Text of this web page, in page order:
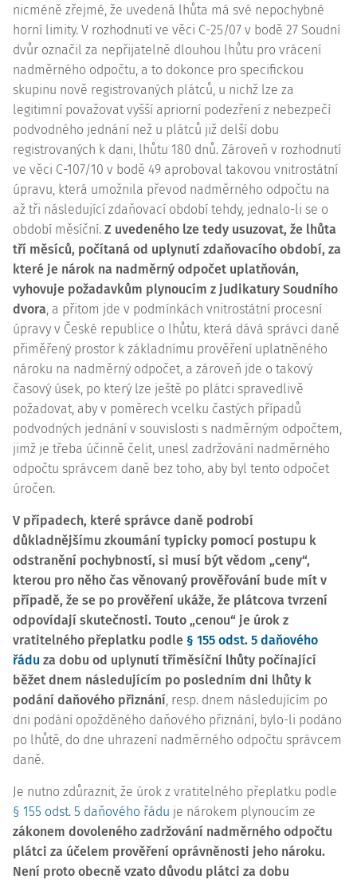
nicméně zřejmé, že uvedená lhůta má své nepochybné
horní limity. V rozhodnutí ve věci C-25/07 v bodě 27 Soudní
dvůr označil za nepřijatelně dlouhou lhůtu pro vrácení
nadměrného odpočtu, a to dokonce pro specifickou
skupinu nově registrovaných plátců, u nichž lze za
legitimní považovat vyšší apriorní podezření z nebezpečí
podvodného jednání než u plátců již delší dobu
registrovaných k dani, lhůtu 180 dnů. Zároveň v rozhodnutí
ve věci C-107/10 v bodě 49 aproboval takovou vnitrostátní
úpravu, která umožnila převod nadměrného odpočtu na
až tři následující zdaňovací období tehdy, jednalo-li se o
období měsíční. Z uvedeného lze tedy usuzovat, že lhůta
tří měsíců, počítaná od uplynutí zdaňovacího období, za
které je nárok na nadměrný odpočet uplatňován,
vyhovuje požadavkům plynoucím z judikatury Soudního
dvora, a přitom jde v podmínkách vnitrostátní procesní
úpravy v České republice o lhůtu, která dává správci daně
přiměřený prostor k základnímu prověření uplatněného
nároku na nadměrný odpočet, a zároveň jde o takový
časový úsek, po který lze ještě po plátci spravedlivě
požadovat, aby v poměrech vcelku častých případů
podvodných jednání v souvislosti s nadměrným odpočtem,
jimž je třeba účinně čelit, unesl zadržování nadměrného
odpočtu správcem daně bez toho, aby byl tento odpočet
úročen.
V případech, které správce daně podrobí
důkladnějšímu zkoumání typicky pomocí postupu k
odstranění pochybností, si musí být vědom „ceny“,
kterou pro něho čas věnovaný prověřování bude mít v
případě, že se po prověření ukáže, že plátcova tvrzení
odpovídají skutečnosti. Touto „cenou“ je úrok z
vratitelného přeplatku podle § 155 odst. 5 daňového
řádu za dobu od uplynutí tříměsíční lhůty počínající
běžet dnem následujícím po posledním dni lhůty k
podání daňového přiznání, resp. dnem následujícím po
dni podání opožděného daňového přiznání, bylo-li podáno
po lhůtě, do dne uhrazení nadměrného odpočtu správcem
daně.
Je nutno zdůraznit, že úrok z vratitelného přeplatku podle
§ 155 odst. 5 daňového řádu je nárokem plynoucím ze
zákonem dovoleného zadržování nadměrného odpočtu
plátci za účelem prověření oprávněnosti jeho nároku.
Není proto obecně vzato důvodu plátci za dobu